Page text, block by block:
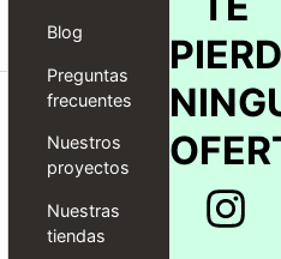
Blog
Preguntas
frecuentes
Nuestros
proyectos
Nuestras
tiendas